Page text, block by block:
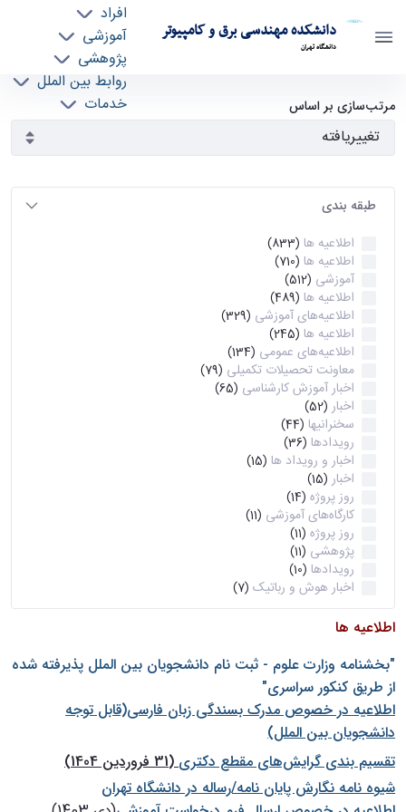
دانشکده مهندسی برق و کامپیوتر
دانشگاه تهران
افراد
آموزشی
پژوهشی
روابط بین الملل
خدمات
آرشیو اطلاعیه ها - ece- دانشکده مهندسی برق و
کامپیوتر
مرتب‌سازی بر اساس
طبقه بندی
اطلاعیه ها (833)
اطلاعیه ها (710)
آموزشی (512)
اطلاعیه ها (489)
اطلاعیه‌های‌ آموزشی (329)
اطلاعیه ها (245)
اطلاعیه‌های عمومی (134)
معاونت تحصیلات تکمیلی (79)
اخبار آموزش کارشناسی (65)
اخبار (52)
سخنرانیها (44)
رویدادها (36)
اخبار و رویداد ها (15)
اخبار (15)
روز پروژه (14)
کارگاه‌های آموزشی (11)
روز پروژه (11)
پژوهشی (11)
رویدادها (10)
اخبار هوش و رباتیک (7)
اطلاعیه ها
"بخشنامه وزارت علوم - ثبت نام دانشجويان بين الملل پذيرفته شده
از طريق كنكور سراسری"
اطلاعیه در خصوص مدرک بسندگی زبان فارسی(قابل توجه
دانشجویان بین الملل)
تقسیم بندی گرایش‌های مقطع دکتری(31 فروردین 1404)
شيوه نامه نگارش پايان نامه/رساله در دانشگاه تهران